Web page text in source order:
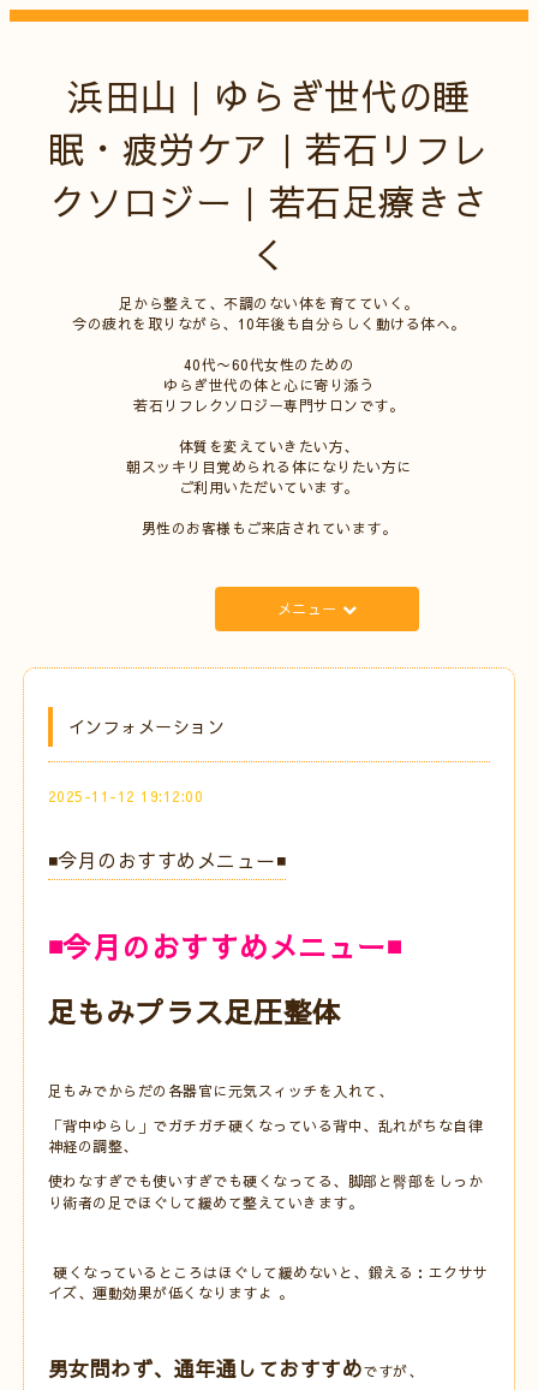
浜田山｜ゆらぎ世代の睡
眠・疲労ケア｜若石リフレ
クソロジー｜若石足療きさ
く
足から整えて、不調のない体を育てていく。
今の疲れを取りながら、10年後も自分らしく動ける体へ。
40代〜60代女性のための
ゆらぎ世代の体と心に寄り添う
若石リフレクソロジー専門サロンです。
体質を変えていきたい方、
朝スッキリ目覚められる体になりたい方に
ご利用いただいています。
男性のお客様もご来店されています。
メニュー
インフォメーション
2025-11-12 19:12:00
◾️今月のおすすめメニュー◾️
◾️今月のおすすめメニュー◾️
足もみプラス足圧整体
足もみでからだの各器官に元気スィッチを入れて、
「背中ゆらし」でガチガチ硬くなっている背中、乱れがちな自律
神経の調整、
使わなすぎでも使いすぎでも硬くなってる、脚部と臀部をしっか
り術者の足でほぐして緩めて整えていきます。
硬くなっているところはほぐして緩めないと、鍛える：エクササ
イズ、運動効果が低くなりますよ 。
男女問わず、通年通しておすすめですが、